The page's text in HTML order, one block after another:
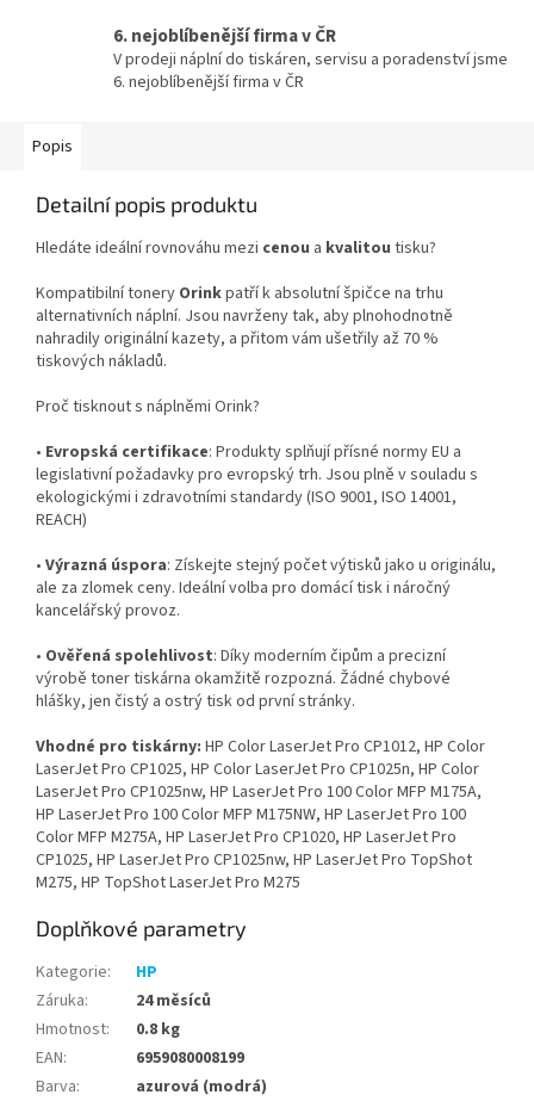
6. nejoblíbenější firma v ČR
V prodeji náplní do tiskáren, servisu a poradenství jsme
6. nejoblíbenější firma v ČR
Popis
Detailní popis produktu
Hledáte ideální rovnováhu mezi cenou a kvalitou tisku?
Kompatibilní tonery Orinkpatří k absolutní špičce na trhu
alternativních náplní. Jsou navrženy tak, aby plnohodnotně
nahradily originální kazety, a přitom vám ušetřily až 70 %
tiskových nákladů.
Proč tisknout s náplněmi Orink?
• Evropská certifikace: Produkty splňují přísné normy EU a
legislativní požadavky pro evropský trh. Jsou plně v souladu s
ekologickými i zdravotními standardy (ISO 9001, ISO 14001,
REACH)
• Výrazná úspora: Získejte stejný počet výtisků jako u originálu,
ale za zlomek ceny. Ideální volba pro domácí tisk i náročný
kancelářský provoz.
• Ověřená spolehlivost: Díky moderním čipům a precizní
výrobě toner tiskárna okamžitě rozpozná. Žádné chybové
hlášky, jen čistý a ostrý tisk od první stránky.
Vhodné pro tiskárny: HP Color LaserJet Pro CP1012, HP Color
LaserJet Pro CP1025, HP Color LaserJet Pro CP1025n, HP Color
LaserJet Pro CP1025nw, HP LaserJet Pro 100 Color MFP M175A,
HP LaserJet Pro 100 Color MFP M175NW, HP LaserJet Pro 100
Color MFP M275A, HP LaserJet Pro CP1020, HP LaserJet Pro
CP1025, HP LaserJet Pro CP1025nw, HP LaserJet Pro TopShot
M275, HP TopShot LaserJet Pro M275
Doplňkové parametry
Kategorie:
HP
Záruka:
24 měsíců
Hmotnost:
0.8 kg
EAN:
6959080008199
Barva:
azurová (modrá)